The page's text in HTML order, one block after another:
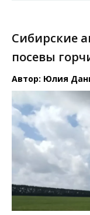
Сибирские
посевы
Автор: Юлия